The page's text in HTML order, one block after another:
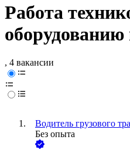
Работа
, 4 вакансии
Водитель грузового
Без опыта